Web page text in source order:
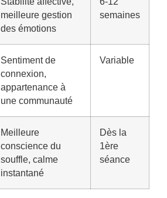
meilleure gestion
des émotions
semaines
Sentiment de
connexion,
appartenance à
une communauté
Variable
Meilleure
conscience du
souffle, calme
instantané
Dès la
1ère
séance